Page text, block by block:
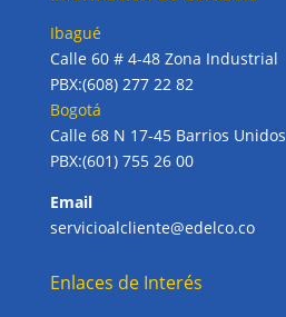
Ibagué
Calle 60 # 4-48 Zona Industrial
PBX:(608) 277 22 82
Bogotá
Calle 68 N 17-45 Barrios Unidos
PBX:(601) 755 26 00
Email
servicioalcliente@edelco.co
Enlaces de Interés